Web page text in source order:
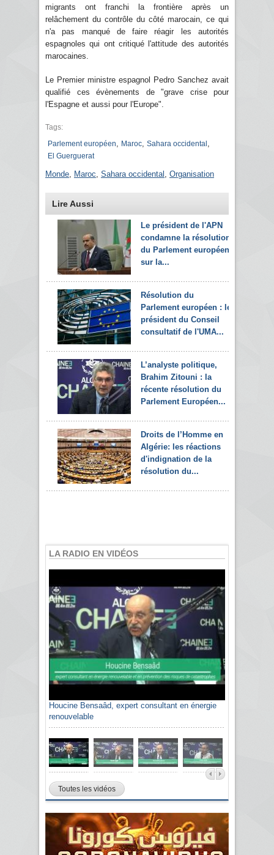
migrants ont franchi la frontière après un
relâchement du contrôle du côté marocain, ce qui
n'a pas manqué de faire réagir les autorités
espagnoles qui ont critiqué l'attitude des autorités
marocaines.
Le Premier ministre espagnol Pedro Sanchez avait
qualifié ces évènements de "grave crise pour
l'Espagne et aussi pour l'Europe".
Tags:
Parlement européen
Maroc Sahara occidental
El Guerguerat
Monde Maroc Sahara occidental Organisation
Lire Aussi
Le président de l'APN
condamne la résolution
du Parlement européen
sur la...
Résolution du
Parlement européen : le
président du Conseil
consultatif de l'UMA...
L’analyste politique,
Brahim Zitouni : la
récente résolution du
Parlement Européen...
Droits de l’Homme en
Algérie: les réactions
d'indignation de la
résolution du...
LA RADIO EN VIDÉOS
Houcine Bensaâd, expert consultant en énergie
renouvelable
Toutes les vidéos